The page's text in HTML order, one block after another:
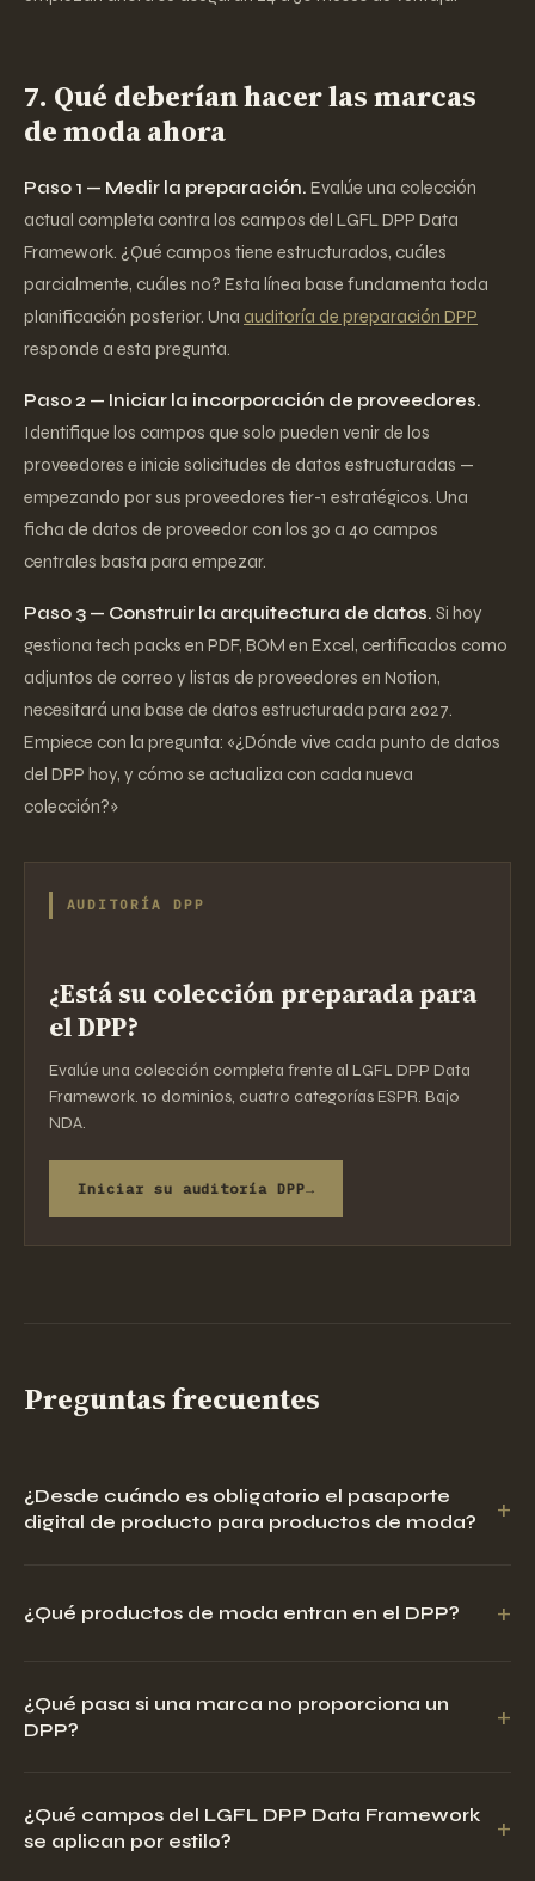
7. Qué deberían hacer las marcas
de moda ahora
Paso 1 — Medir la preparación. Evalúe una colección
actual completa contra los campos del LGFL DPP Data
Framework. ¿Qué campos tiene estructurados, cuáles
parcialmente, cuáles no? Esta línea base fundamenta toda
planificación posterior. Una auditoría de preparación DPP
responde a esta pregunta.
Paso 2 — Iniciar la incorporación de proveedores.
Identifique los campos que solo pueden venir de los
proveedores e inicie solicitudes de datos estructuradas —
empezando por sus proveedores tier-1 estratégicos. Una
ficha de datos de proveedor con los 30 a 40 campos
centrales basta para empezar.
Paso 3 — Construir la arquitectura de datos. Si hoy
gestiona tech packs en PDF, BOM en Excel, certificados como
adjuntos de correo y listas de proveedores en Notion,
necesitará una base de datos estructurada para 2027.
Empiece con la pregunta: «¿Dónde vive cada punto de datos
del DPP hoy, y cómo se actualiza con cada nueva
colección?»
AUDITORÍA DPP
¿Está su colección preparada para
el DPP?
Evalúe una colección completa frente al LGFL DPP Data
Framework. 10 dominios, cuatro categorías ESPR. Bajo
NDA.
Iniciar su auditoría DPP
Preguntas frecuentes
¿Desde cuándo es obligatorio el pasaporte
digital de producto para productos de moda?
+
¿Qué productos de moda entran en el DPP? +
¿Qué pasa si una marca no proporciona un
DPP?
+
¿Qué campos del LGFL DPP Data Framework
se aplican por estilo?
+